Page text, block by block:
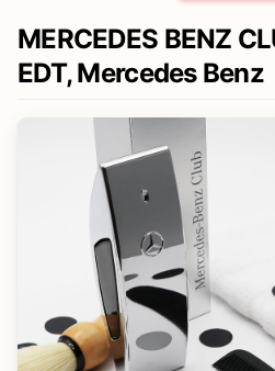
MERCEDES BENZ
EDT, Mercedes Benz